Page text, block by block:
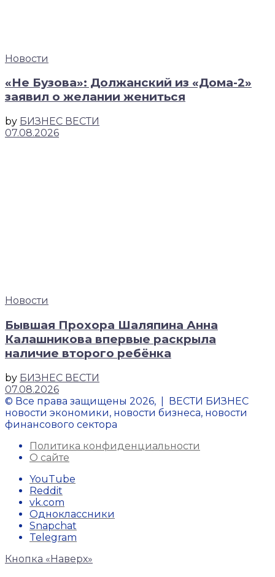
Новости
«Не Бузова»: Должанский из «Дома-2»
заявил о желании жениться
by БИЗНЕС ВЕСТИ
07.08.2026
Новости
Бывшая Прохора Шаляпина Анна
Калашникова впервые раскрыла
наличие второго ребёнка
by БИЗНЕС ВЕСТИ
07.08.2026
© Все права защищены 2026, | ВЕСТИ БИЗНЕС
новости экономики, новости бизнеса, новости
финансового сектора
Политика конфиденциальности
О сайте
YouTube
Reddit
vk.com
Одноклассники
Snapchat
Telegram
Кнопка «Наверх»